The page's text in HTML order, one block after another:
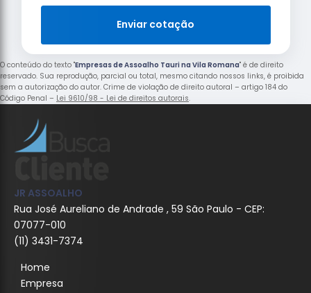
Enviar cotação
O conteúdo do texto "Empresas de Assoalho Tauri na Vila Romana" é de direito
reservado. Sua reprodução, parcial ou total, mesmo citando nossos links, é proibida
sem a autorização do autor. Crime de violação de direito autoral – artigo 184 do
Código Penal – Lei 9610/98 - Lei de direitos autorais.
JR ASSOALHO
Rua José Aureliano de Andrade , 59 São Paulo - CEP:
07077-010
(11) 3431-7374
Home
Empresa